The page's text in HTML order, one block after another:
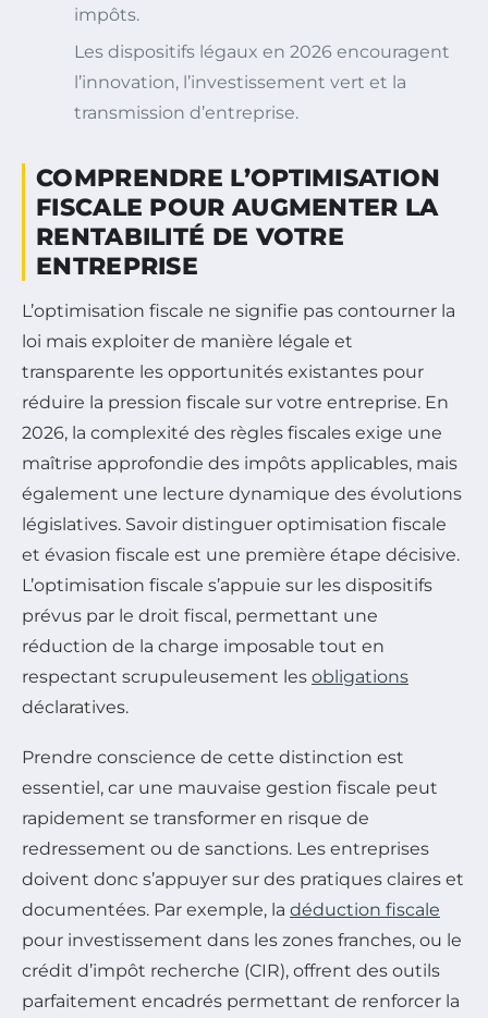
impôts.
Les dispositifs légaux en 2026 encouragent
l’innovation, l’investissement vert et la
transmission d’entreprise.
COMPRENDRE L’OPTIMISATION
FISCALE POUR AUGMENTER LA
RENTABILITÉ DE VOTRE
ENTREPRISE
L’optimisation fiscale ne signifie pas contourner la
loi mais exploiter de manière légale et
transparente les opportunités existantes pour
réduire la pression fiscale sur votre entreprise. En
2026, la complexité des règles fiscales exige une
maîtrise approfondie des impôts applicables, mais
également une lecture dynamique des évolutions
législatives. Savoir distinguer optimisation fiscale
et évasion fiscale est une première étape décisive.
L’optimisation fiscale s’appuie sur les dispositifs
prévus par le droit fiscal, permettant une
réduction de la charge imposable tout en
respectant scrupuleusement les obligations
déclaratives.
Prendre conscience de cette distinction est
essentiel, car une mauvaise gestion fiscale peut
rapidement se transformer en risque de
redressement ou de sanctions. Les entreprises
doivent donc s’appuyer sur des pratiques claires et
documentées. Par exemple, la déduction fiscale
pour investissement dans les zones franches, ou le
crédit d’impôt recherche (CIR), offrent des outils
parfaitement encadrés permettant de renforcer la